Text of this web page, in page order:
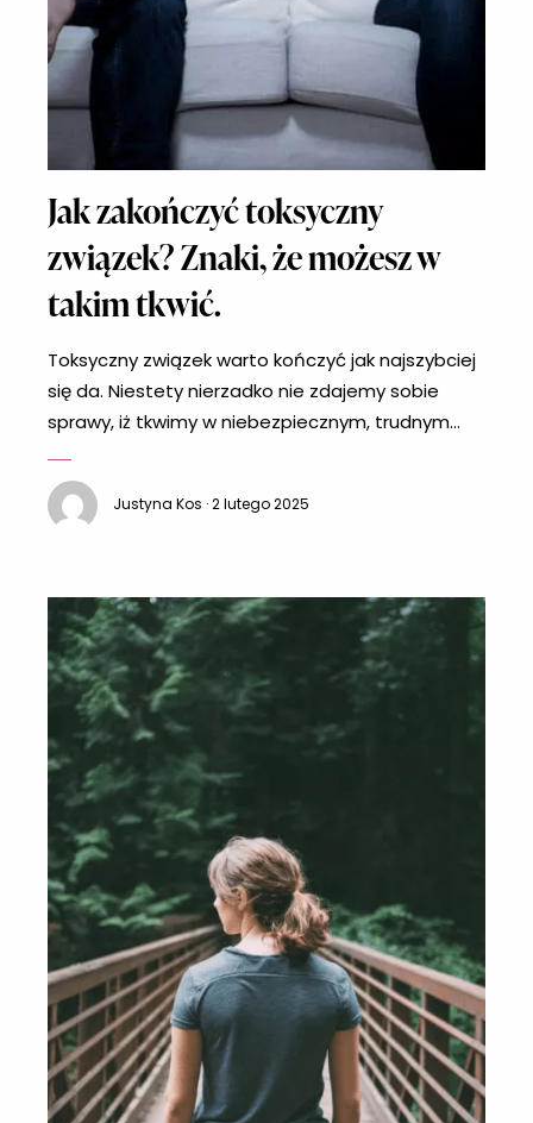
Jak zakończyć toksyczny
związek? Znaki, że możesz w
takim tkwić.
Toksyczny związek warto kończyć jak najszybciej
się da. Niestety nierzadko nie zdajemy sobie
sprawy, iż tkwimy w niebezpiecznym, trudnym
możesz poznać, iż Twój obecny związek zamiast
Cię uskrzydlać, negatywnie odbija się na Twojej
Myślę, że doskonale
Justyna Kos · 2 lutego 2025